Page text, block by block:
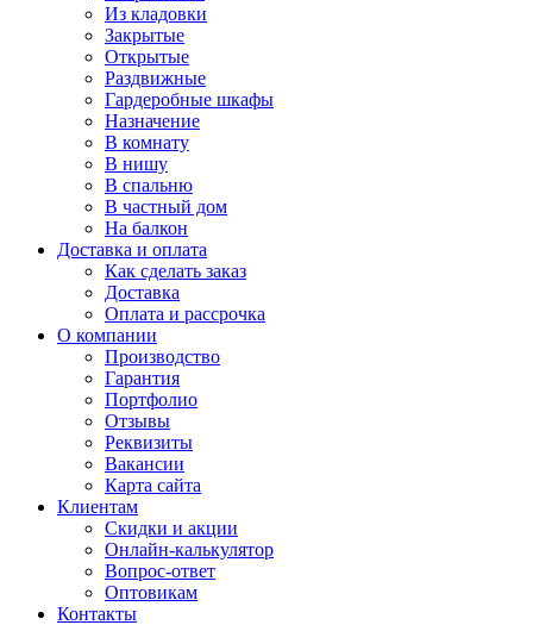
Из кладовки
Закрытые
Открытые
Раздвижные
Гардеробные шкафы
Назначение
В комнату
В нишу
В спальню
В частный дом
На балкон
Доставка и оплата
Как сделать заказ
Доставка
Оплата и рассрочка
О компании
Производство
Гарантия
Портфолио
Отзывы
Реквизиты
Вакансии
Карта сайта
Клиентам
Скидки и акции
Онлайн-калькулятор
Вопрос-ответ
Оптовикам
Контакты